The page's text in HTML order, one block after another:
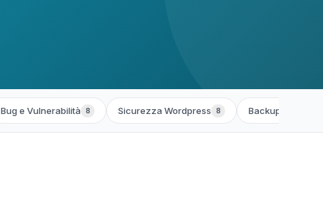
Bug e Vulnerabilità 8 Sicurezza Wordpress 8 Backup e